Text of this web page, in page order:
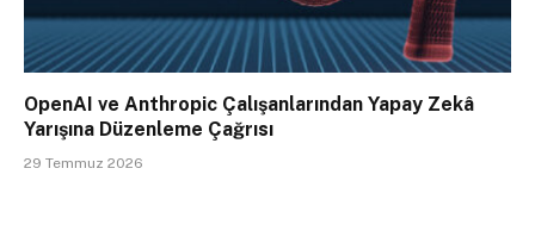
OpenAI ve Anthropic Çalışanlarından Yapay Zekâ
Yarışına Düzenleme Çağrısı
29 Temmuz 2026